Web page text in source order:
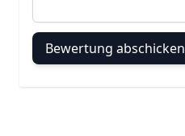
Bewertung abschicken